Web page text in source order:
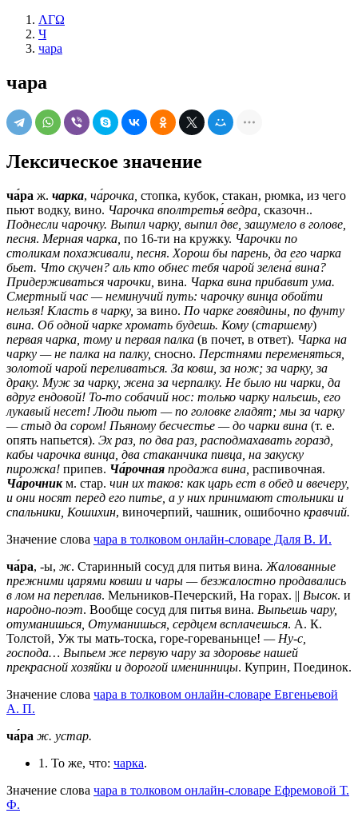
ΛΓΩ
Ч
чара
чара
Лексическое значение
ча́ра ж. чарка, ча́рочка, стопка, кубок, стакан, рюмка, из чего
пьют водку, вино. Чарочка вполтретья́ ведра, сказочн..
Поднесли чарочку. Выпил чарку, выпил две, зашумело в голове,
песня. Мерная чарка, по 16-ти на кружку. Чарочки по
столикам похаживали, песня. Хорош бы парень, да его чарка
бьет. Что скучен? аль кто обнес тебя чарой зелена́ вина?
Придерживаться чарочки, вина. Чарка вина прибавит ума.
Смертный час — неминучий путь: чарочку винца обойти
нельзя! Класть в чарку, за вино. По чарке говядины, по фунту
вина. Об одной чарке хромать будешь. Кому (старшему)
первая чарка, тому и первая палка (в почет, в ответ). Чарка на
чарку — не палка на палку, сносно. Перстнями переменяться,
золотой чарой переливаться. За ковш, за нож; за чарку, за
драку. Муж за чарку, жена за черпалку. Не было ни чарки, да
вдруг ендовой! То-то собачий нос: только чарку нальешь, его
лукавый несет! Люди пьют — по головке гладят; мы за чарку
— стыд да сором! Пьяному бесчестье — до чарки вина (т. е.
опять напьется). Эх раз, по два раз, расподмахавать горазд,
кабы чарочка винца, два стаканчика пивца, на закуску
пирожка! припев. Ча́рочная продажа вина, распивочная.
Ча́рочник м. стар. чин их таков: как царь ест в обед и ввечеру,
и они носят перед его питье, а у них принимают стольники и
спальники, Кошихин, виночерпий, чашник, ошибочно кравчий.
Значение слова чара в толковом онлайн-словаре Даля В. И.
ча́ра, -ы, ж. Старинный сосуд для питья вина. Жалованные
прежними царями ковши и чары — безжалостно продавались
в лом на переплав. Мельников-Печерский, На горах. || Высок. и
народно-поэт. Вообще сосуд для питья вина. Выпьешь чару,
отуманишься, Отуманишься, сердцем всплачешься. А. К.
Толстой, Уж ты мать-тоска, горе-гореваньнце! — Ну-с,
господа… Выпьем же первую чару за здоровье нашей
прекрасной хозяйки и дорогой именинницы. Куприн, Поединок.
Значение слова чара в толковом онлайн-словаре Евгеньевой
А. П.
ча́ра ж. устар.
1. То же, что: чарка.
Значение слова чара в толковом онлайн-словаре Ефремовой Т.
Ф.